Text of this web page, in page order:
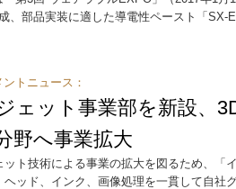
、部品実装に適した導電性ペースト「SX-
トニュース：
ェット事業部を新設、
野へ事業拡大
ト技術による事業の拡大を図るため、「
ッド、インク、画像処理を一貫して自社